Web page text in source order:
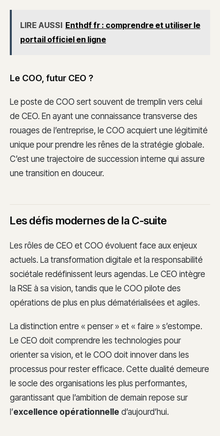
LIRE AUSSI Enthdf fr : comprendre et utiliser le
portail officiel en ligne
Le COO, futur CEO ?
Le poste de COO sert souvent de tremplin vers celui
de CEO. En ayant une connaissance transverse des
rouages de l’entreprise, le COO acquiert une légitimité
unique pour prendre les rênes de la stratégie globale.
C’est une trajectoire de succession interne qui assure
une transition en douceur.
Les défis modernes de la C-suite
Les rôles de CEO et COO évoluent face aux enjeux
actuels. La transformation digitale et la responsabilité
sociétale redéfinissent leurs agendas. Le CEO intègre
la RSE à sa vision, tandis que le COO pilote des
opérations de plus en plus dématérialisées et agiles.
La distinction entre « penser » et « faire » s’estompe.
Le CEO doit comprendre les technologies pour
orienter sa vision, et le COO doit innover dans les
processus pour rester efficace. Cette dualité demeure
le socle des organisations les plus performantes,
garantissant que l’ambition de demain repose sur
l’excellence opérationnelle d’aujourd’hui.